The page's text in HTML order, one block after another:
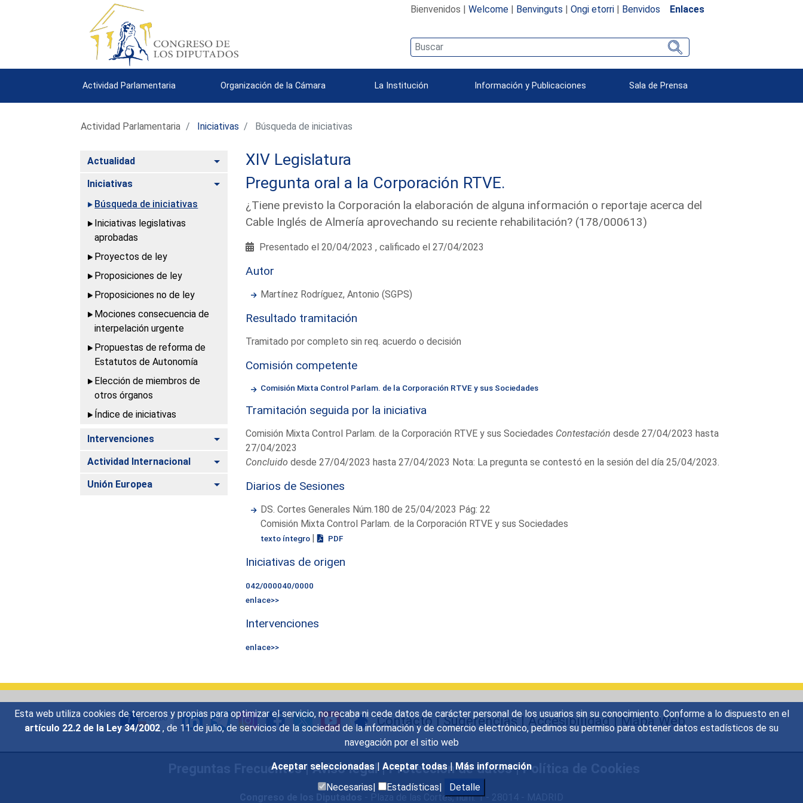
Esta web utiliza cookies de terceros y propias para optimizar el servicio, no recaba ni cede datos de carácter personal de los usuarios sin su conocimiento. Conforme a lo dispuesto en el
artículo 22.2 de la Ley 34/2002 , de 11 de julio, de servicios de la sociedad de la información y de comercio electrónico, pedimos su permiso para obtener datos estadísticos de su
navegación por el sitio web
Aceptar seleccionadas | Aceptar todas | Más información
Necesarias|
Estadísticas| Detalle
Bienvenidos | Welcome| Benvinguts | Ongi etorri| Benvidos Enlaces
Actividad Parlamentaria Organización de la Cámara La Institución Información y Publicaciones Sala de Prensa
Actividad Parlamentaria Iniciativas Búsqueda de iniciativas
Actualidad Alternar
Iniciativas
Alternar
Búsqueda de iniciativas
Iniciativas legislativas
aprobadas
Proyectos de ley
Proposiciones de ley
Proposiciones no de ley
Mociones consecuencia de
interpelación urgente
Propuestas de reforma de
Estatutos de Autonomía
Elección de miembros de
otros órganos
Índice de iniciativas
Intervenciones Alternar
Actividad Internacional Alternar
Unión Europea Alternar
XIV Legislatura
Pregunta oral a la Corporación RTVE.
¿Tiene previsto la Corporación la elaboración de alguna información o reportaje acerca del
Cable Inglés de Almería aprovechando su reciente rehabilitación? (178/000613)
Presentado el 20/04/2023 , calificado el 27/04/2023
Autor
Martínez Rodríguez, Antonio (SGPS)
Resultado tramitación
Tramitado por completo sin req. acuerdo o decisión
Comisión competente
Comisión Mixta Control Parlam. de la Corporación RTVE y sus Sociedades
Tramitación seguida por la iniciativa
Comisión Mixta Control Parlam. de la Corporación RTVE y sus Sociedades Contestación desde 27/04/2023 hasta
27/04/2023
Concluido desde 27/04/2023 hasta 27/04/2023 Nota: La pregunta se contestó en la sesión del día 25/04/2023.
Diarios de Sesiones
DS. Cortes Generales Núm.180 de 25/04/2023 Pág: 22
Comisión Mixta Control Parlam. de la Corporación RTVE y sus Sociedades
texto íntegro | PDF
Iniciativas de origen
042/000040/0000
enlace>>
Intervenciones
enlace>>
Contacto|Sugerencias|Accesibilidad|Mapa Web
Preguntas Frecuentes|Aviso legal|Protección de datos|Política de Cookies
- Plaza de las Cortes, núm. 1 - 28014 - MADRID